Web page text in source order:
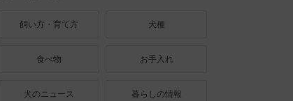
飼い方・育て方 犬種
食べ物 お手入れ
犬のニュース 暮らしの情報